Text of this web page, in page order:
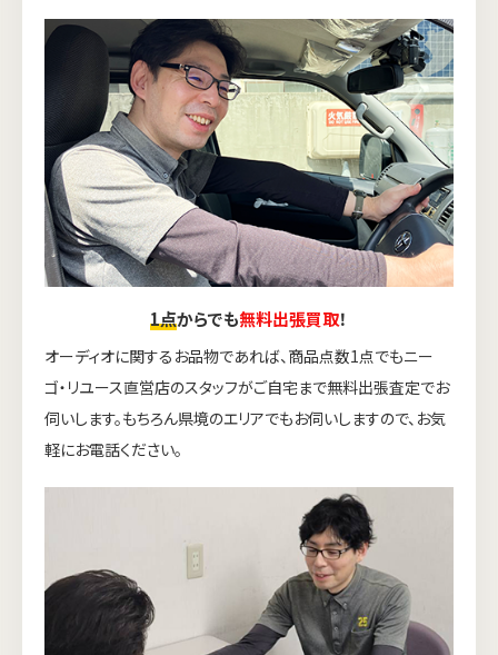
1点からでも無料出張買取！
オーディオに関するお品物であれば、商品点数1点でもニー
ゴ・リユース直営店のスタッフがご自宅まで無料出張査定でお
伺いします。もちろん県境のエリアでもお伺いしますので、お気
軽にお電話ください。